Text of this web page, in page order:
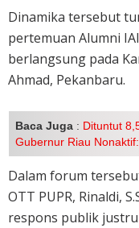
Dinamika tersebut
pertemuan Alumni
berlangsung pada
Ahmad, Pekanbaru.
Baca Juga : Dituntut
Gubernur Riau
Dalam forum
OTT PUPR, Rinaldi,
respons publik